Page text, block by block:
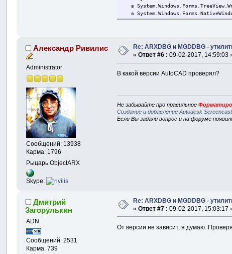
в
в
Александр Ривилис
Administrator
Сообщений: 13938
Карма: 1796
Рыцарь ObjectARX
Skype:
Re: ARXDBG и MGDDBG -
«Ответ #6 : 09-02-2017, 14:59:03
В какой версии AutoCAD проверял?
Не забывайте про правильное
Создание и добавление Autodesk
Если Вы задали вопрос и на форуме
Дмитрий
Загорулькин
ADN
Сообщений: 2531
Карма: 739
Re: ARXDBG и MGDDBG -
«Ответ #7 : 09-02-2017, 15:03:17
От версии не зависит, я думаю.